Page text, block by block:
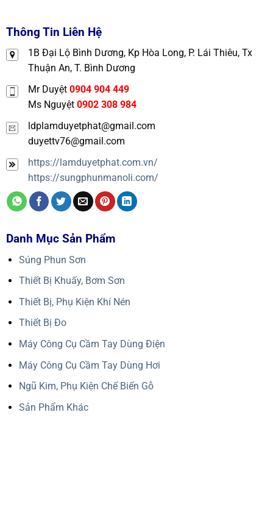
Thông Tin Liên Hệ
1B Đại Lộ Bình Dương, Kp Hòa Long, P. Lái Thiêu, Tx
Thuận An, T. Bình Dương
Mr Duyệt 0904 904 449
Ms Nguyệt 0902 308 984
ldplamduyetphat@gmail.com
duyettv76@gmail.com
https://lamduyetphat.com.vn/
https://sungphunmanoli.com/
Danh Mục Sản Phẩm
Súng Phun Sơn
Thiết Bị Khuấy, Bơm Sơn
Thiết Bị, Phụ Kiện Khí Nén
Thiết Bị Đo
Máy Công Cụ Cầm Tay Dùng Điện
Máy Công Cụ Cầm Tay Dùng Hơi
Ngũ Kim, Phụ Kiện Chế Biến Gỗ
Sản Phẩm Khác